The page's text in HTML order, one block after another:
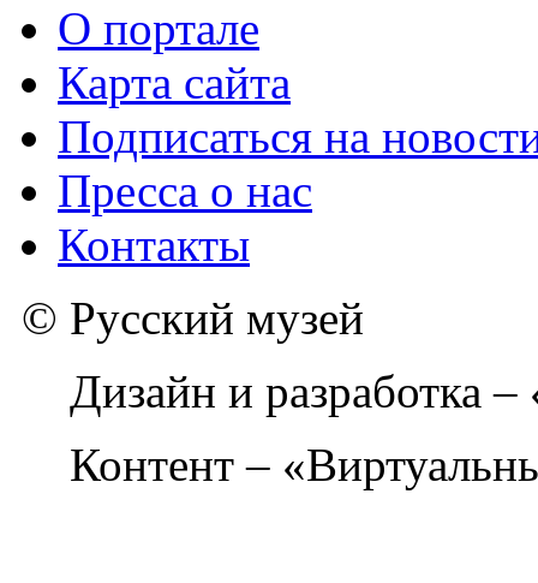
О портале
Карта сайта
Подписаться на
Пресса о нас
Контакты
© Русский музей
Дизайн и разработка
Контент –